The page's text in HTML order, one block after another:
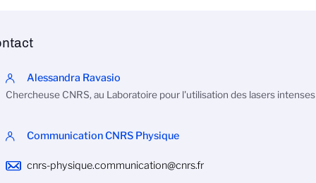
Alessandra Ravasio
Chercheuse CNRS, au Laboratoire pour l'utilisation des lasers intenses
Communication CNRS Physique
cnrs-physique.communication@cnrs.fr